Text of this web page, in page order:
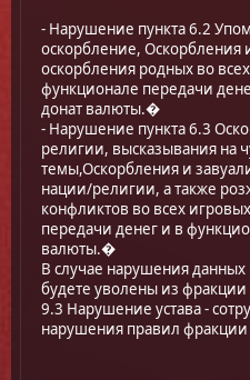
- Нарушение пункта 6.2
оскорбление, Оскорбления
оскорбления родных во
функционале передачи
донат валюты.�
- Нарушение пункта 6.3
религии, высказывания на
темы,Оскорбления и
нации/религии, а также
конфликтов во всех
передачи денег и в
валюты.�
В случае нарушения
будете уволены из фракции
9.3 Нарушение устава -
нарушения правил фракции